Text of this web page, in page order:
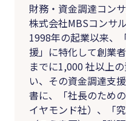
財務・資金調達コン
株式会社MBSコンサ
1998年の起業以来、
援」に特化して創業
までに1,000 社以上
い、その資金調達支
書に、「社長のため
イヤモンド社）、「